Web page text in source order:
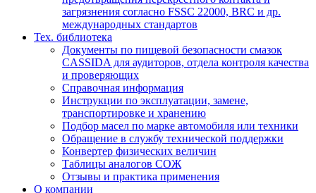
загрязнения согласно FSSC 22000, BRC и др.
международных стандартов
Тех. библиотека
Документы по пищевой безопасности смазок
CASSIDA для аудиторов, отдела контроля качества
и проверяющих
Справочная информация
Инструкции по эксплуатации, замене,
транспортировке и хранению
Подбор масел по марке автомобиля или техники
Обращение в службу технической поддержки
Конвертер физических величин
Таблицы аналогов СОЖ
Отзывы и практика применения
О компании